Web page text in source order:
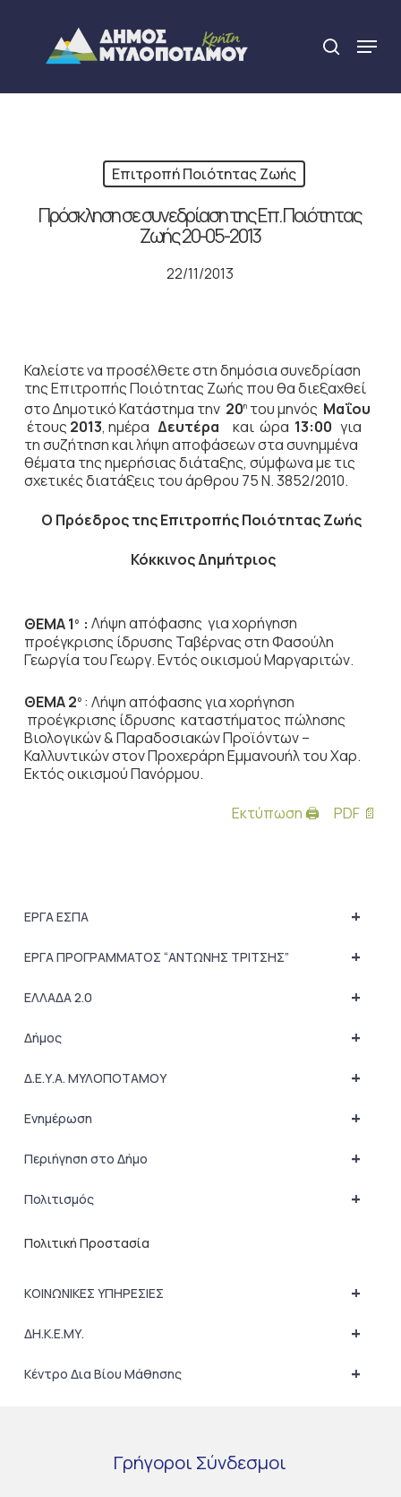
content
search
Menu
Επιτροπή Ποιότητας Ζωής
Πρόσκληση σε συνεδρίαση της Επ. Ποιότητας
Ζωής 20-05-2013
22/11/2013
Καλείστε να προσέλθετε στη δημόσια συνεδρίαση
της Επιτροπής Ποιότητας Ζωής που θα διεξαχθεί
στο Δημοτικό Κατάστημα την 20ητου μηνός Μαΐου
έτους 2013, ημέρα Δευτέρα και ώρα 13:00 για
τη συζήτησηκαι λήψη αποφάσεων στα συνημμένα
θέματα της ημερήσιας διάταξης, σύμφωνα με τις
σχετικές διατάξεις του άρθρου 75 Ν. 3852/2010.
Ο Πρόεδροςτης Επιτροπής Ποιότητας Ζωής
Κόκκινος Δημήτριος
ΘΕΜΑ 1 ο : Λήψη απόφασης για χορήγηση
προέγκρισης ίδρυσης Ταβέρνας στη Φασούλη
Γεωργία του Γεωργ. Εντός οικισμού Μαργαριτών.
ΘΕΜΑ 2ο: Λήψη απόφασης για χορήγηση
προέγκρισης ίδρυσης καταστήματος πώλησης
Βιολογικών & Παραδοσιακών Προϊόντων –
Καλλυντικών στον Προχεράρη Εμμανουήλ του Χαρ.
Εκτός οικισμού Πανόρμου.
Εκτύπωση 🖨
PDF 📄
+
ΕΡΓΑ ΕΣΠΑ
+
ΕΡΓΑ ΠΡΟΓΡΑΜΜΑΤΟΣ “ΑΝΤΩΝΗΣ ΤΡΙΤΣΗΣ”
+
ΕΛΛΑΔΑ 2.0
+
Δήμος
+
Δ.Ε.Υ.Α. ΜΥΛΟΠΟΤΑΜΟΥ
+
Ενημέρωση
+
Περιήγηση στο Δήμο
+
Πολιτισμός
Πολιτική Προστασία
+
ΚΟΙΝΩΝΙΚΕΣ ΥΠΗΡΕΣΙΕΣ
+
ΔΗ.Κ.Ε.ΜΥ.
+
Κέντρο Δια Βίου Μάθησης
Γρήγοροι Σύνδεσμοι
Close